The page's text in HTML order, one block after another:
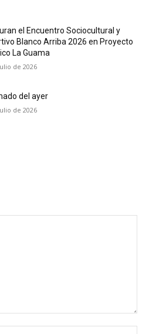
el Encuentro Sociocultural y
Blanco Arriba 2026 en Proyecto
La Guama
de 2026
del ayer
de 2026